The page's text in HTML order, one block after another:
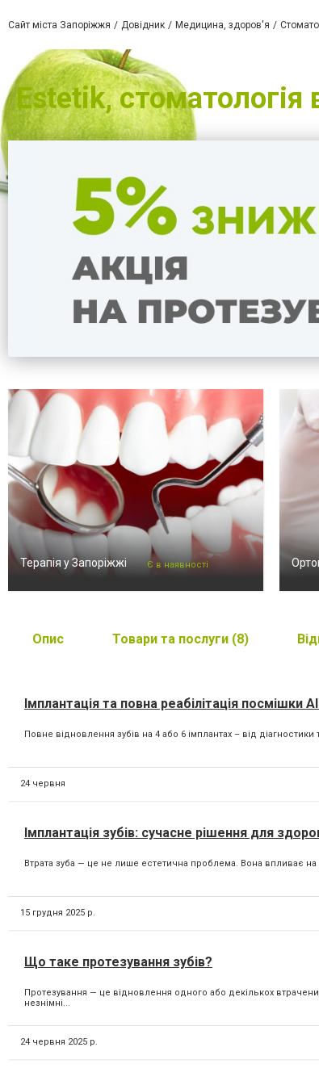
Сайт міста Запоріжжя Довідник Медицина, здоров'я
Estetik, стоматологія
Терапія у Запоріжжі Є в наявності
Опис Товари та послуги (8)
Імплантація та повна реабілітація посмішки
Повне відновлення зубів на 4 або 6 імплантах – від
24 червня
Імплантація зубів: сучасне рішення для
Втрата зуба — це не лише естетична проблема. Вона впливає
15 грудня 2025 р.
Що таке протезування зубів?
Протезування — це відновлення одного або декількох
незнімні...
24 червня 2025 р.